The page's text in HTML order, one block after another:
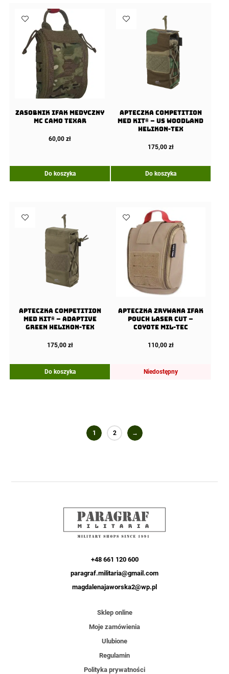
Zasobnik IFAK medyczny
MC Camo Texar
60,00zł
Do koszyka
Apteczka COMPETITION
Med Kit® – US Woodland
Helikon-Tex
175,00 zł
Do koszyka
Apteczka COMPETITION
Med Kit® – Adaptive
Green Helikon-Tex
175,00 zł
Do koszyka
Apteczka zrywana IFAK
Pouch Laser Cut –
Coyote Mil-tec
110,00 zł
Niedostępny
1 2 →
+48 661 120 600
paragraf.militaria@gmail.com
magdalenajaworska2@wp.pl
Sklep online
Moje zamówienia
Ulubione
Regulamin
Polityka prywatności